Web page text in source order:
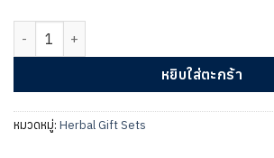
จำนวน Herbal Gift Set C ชิ้น
หยิบใส่ตะกร้า
หมวดหมู่: Herbal Gift Sets